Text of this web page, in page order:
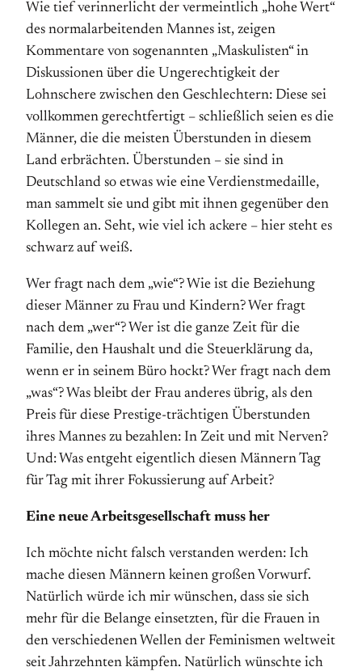
Wie tief verinnerlicht der vermeintlich „hohe Wert“
des normalarbeitenden Mannes ist, zeigen
Kommentare von sogenannten „Maskulisten“ in
Diskussionen über die Ungerechtigkeit der
Lohnschere zwischen den Geschlechtern: Diese sei
vollkommen gerechtfertigt – schließlich seien es die
Männer, die die meisten Überstunden in diesem
Land erbrächten. Überstunden – sie sind in
Deutschland so etwas wie eine Verdienstmedaille,
man sammelt sie und gibt mit ihnen gegenüber den
Kollegen an. Seht, wie viel ich ackere – hier steht es
schwarz auf weiß.
Wer fragt nach dem „wie“? Wie ist die Beziehung
dieser Männer zu Frau und Kindern? Wer fragt
nach dem „wer“? Wer ist die ganze Zeit für die
Familie, den Haushalt und die Steuerklärung da,
wenn er in seinem Büro hockt? Wer fragt nach dem
„was“? Was bleibt der Frau anderes übrig, als den
Preis für diese Prestige-trächtigen Überstunden
ihres Mannes zu bezahlen: In Zeit und mit Nerven?
Und: Was entgeht eigentlich diesen Männern Tag
für Tag mit ihrer Fokussierung auf Arbeit?
Eine neue Arbeitsgesellschaft muss her
Ich möchte nicht falsch verstanden werden: Ich
mache diesen Männern keinen großen Vorwurf.
Natürlich würde ich mir wünschen, dass sie sich
mehr für die Belange einsetzten, für die Frauen in
den verschiedenen Wellen der Feminismen weltweit
seit Jahrzehnten kämpfen. Natürlich wünschte ich